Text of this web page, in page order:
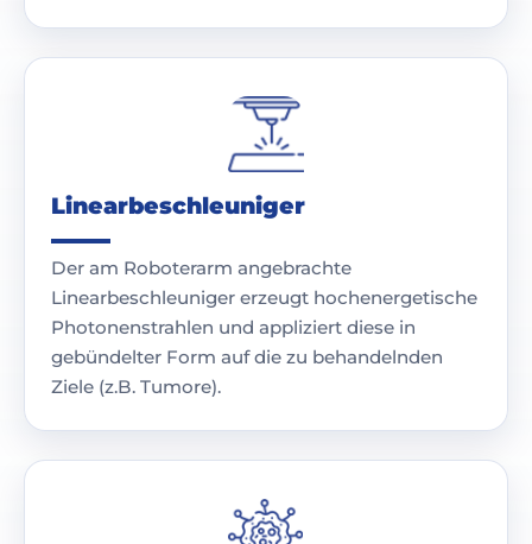
Linearbeschleuniger
Der am Roboterarm angebrachte
Linearbeschleuniger erzeugt hochenergetische
Photonenstrahlen und appliziert diese in
gebündelter Form auf die zu behandelnden
Ziele (z.B. Tumore).